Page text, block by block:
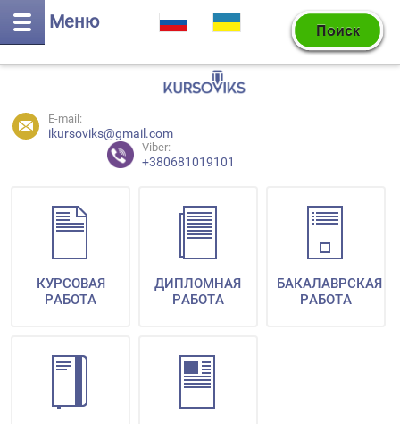
Меню
E-mail:
ikursoviks@gmail.com
Viber:
+380681019101
КУРСОВАЯ
РАБОТА
ДИПЛОМНАЯ
РАБОТА
БАКАЛАВРСКАЯ
РАБОТА